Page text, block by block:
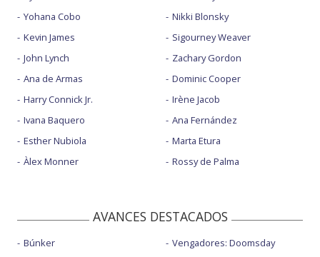
Yohana Cobo
Kevin James
John Lynch
Ana de Armas
Harry Connick Jr.
Ivana Baquero
Esther Nubiola
Àlex Monner
Nikki Blonsky
Sigourney Weaver
Zachary Gordon
Dominic Cooper
Irène Jacob
Ana Fernández
Marta Etura
Rossy de Palma
AVANCES DESTACADOS
Búnker
Vengadores: Doomsday